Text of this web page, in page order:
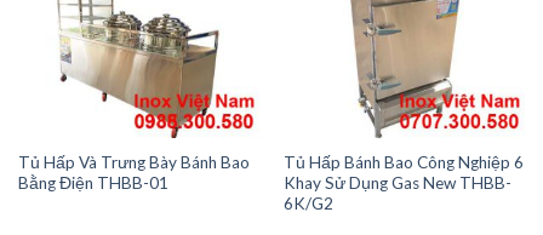
Tủ Hấp Và Trưng Bày Bánh Bao
Bằng Điện THBB-01
Tủ Hấp Bánh Bao Công Nghiệp 6
Khay Sử Dụng Gas New THBB-
6K/G2